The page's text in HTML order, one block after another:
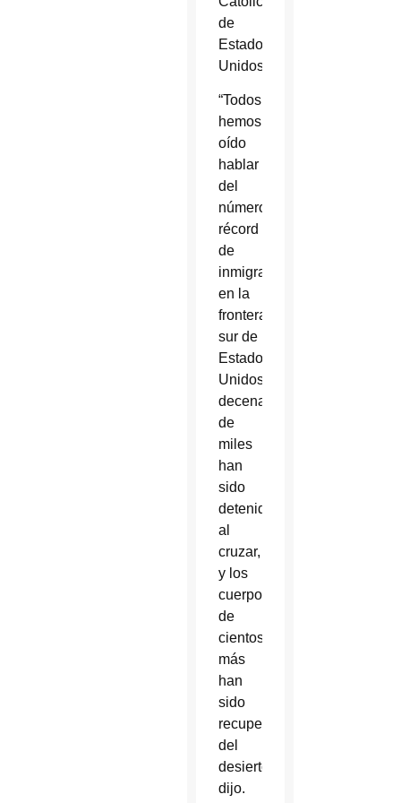
de
Estados
Unidos.
“Todos
hemos
oído
hablar
del
número
récord
de
inmigrantes
en la
frontera
sur de
Estados
Unidos:
decenas
de
miles
han
sido
detenidos
al
cruzar,
y los
cuerpos
de
cientos
más
han
sido
recuperados
del
desierto”,
dijo.